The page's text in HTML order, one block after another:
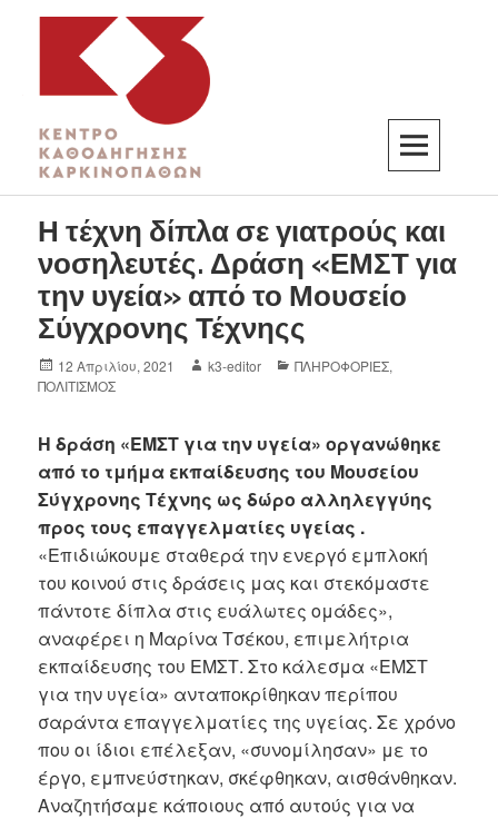
K3
ΚΕΝΤΡΟ ΚΑΘΟΔΗΓΗΣΗΣ ΚΑΡΚΙΝΟΠΑΘΩΝ
Η τέχνη δίπλα σε γιατρούς και
νοσηλευτές. Δράση «ΕΜΣΤ για
την υγεία» από το Μουσείο
Σύγχρονης Τέχνηςς
12 Απριλίου, 2021 k3-editor ΠΛΗΡΟΦΟΡΙΕΣ,
ΠΟΛΙΤΙΣΜΟΣ
Η δράση «ΕΜΣΤ για την υγεία» οργανώθηκε
από το τμήμα εκπαίδευσης του Μουσείου
Σύγχρονης Τέχνης ως δώρο αλληλεγγύης
προς τους επαγγελματίες υγείας .
«Επιδιώκουμε σταθερά την ενεργό εμπλοκή
του κοινού στις δράσεις μας και στεκόμαστε
πάντοτε δίπλα στις ευάλωτες ομάδες»,
αναφέρει η Μαρίνα Τσέκου, επιμελήτρια
εκπαίδευσης του ΕΜΣΤ. Στο κάλεσμα «ΕΜΣΤ
για την υγεία» ανταποκρίθηκαν περίπου
σαράντα επαγγελματίες της υγείας. Σε χρόνο
που οι ίδιοι επέλεξαν, «συνομίλησαν» με το
έργο, εμπνεύστηκαν, σκέφθηκαν, αισθάνθηκαν.
Αναζητήσαμε κάποιους από αυτούς για να